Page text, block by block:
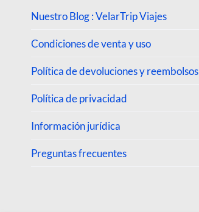
Nuestro Blog : VelarTrip Viajes
Condiciones de venta y uso
Política de devoluciones y reembolsos
Política de privacidad
Información jurídica
Preguntas frecuentes